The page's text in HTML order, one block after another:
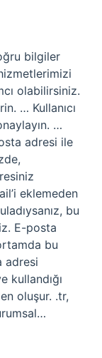
bilgiler
olabilirsiniz.
… Kullanıcı
…
adresi ile
eklemeden
bu
E-posta
bu
adresi
kullandığı
oluşur. .tr,